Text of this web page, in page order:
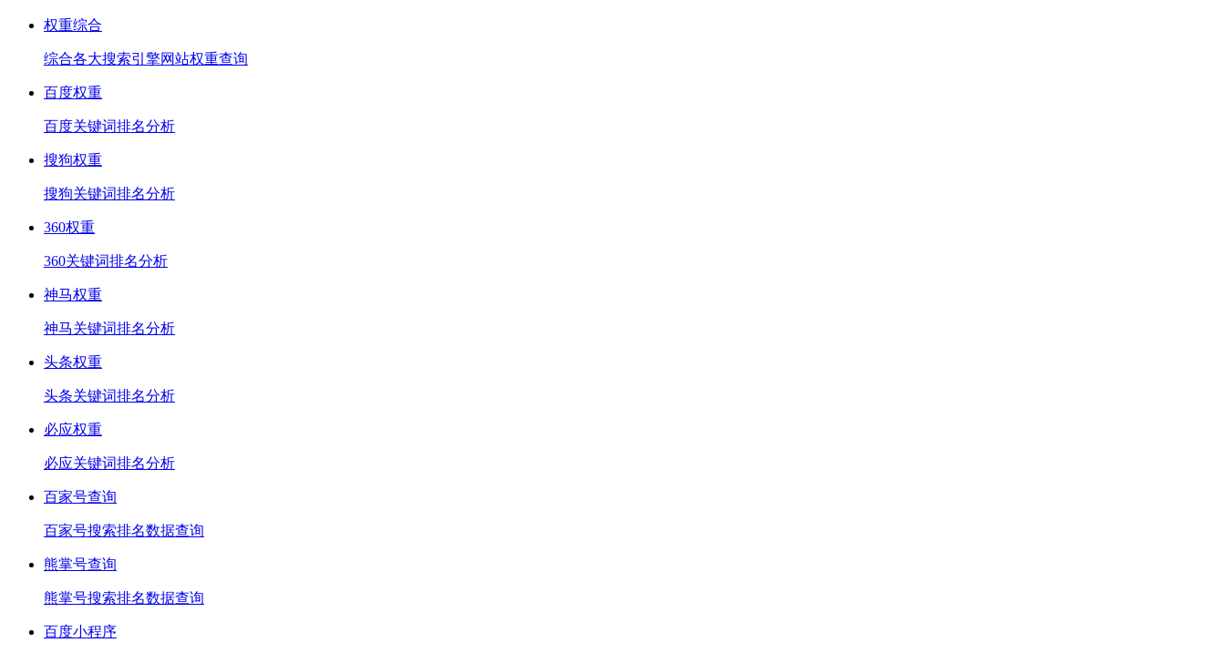
权重综合
综合各大搜索引擎网站权重查询
百度权重
百度关键词排名分析
搜狗权重
搜狗关键词排名分析
360权重
360关键词排名分析
神马权重
神马关键词排名分析
头条权重
头条关键词排名分析
必应权重
必应关键词排名分析
百家号查询
百家号搜索排名数据查询
熊掌号查询
熊掌号搜索排名数据查询
百度小程序